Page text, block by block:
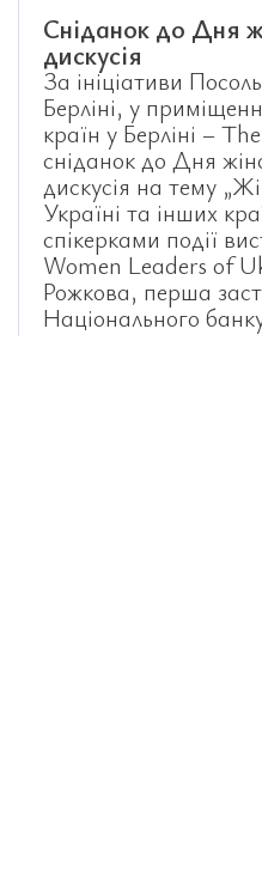
Сніданок до Дня
дискусія
За ініціативи
Берліні, у
країн у Берліні –
сніданок до Дня
дискусія на тему
Україні та інших
спікерками події
Women Leaders of
Рожкова, перша
Національного
Олександра